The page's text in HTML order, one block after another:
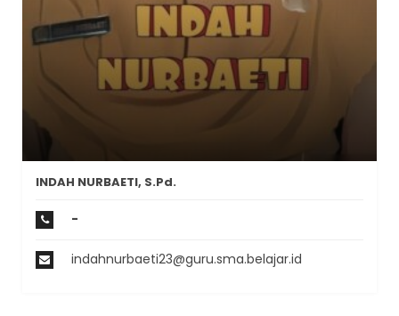
INDAH NURBAETI, S.Pd.
-
indahnurbaeti23@guru.sma.belajar.id